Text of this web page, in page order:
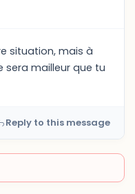
situation, mais à
sera mailleur que tu
Reply to this message